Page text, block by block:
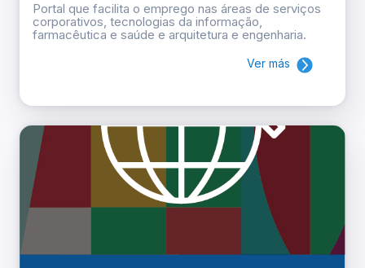
Portal que facilita o emprego nas áreas de serviços
corporativos, tecnologias da informação,
farmacêutica e saúde e arquitetura e engenharia.
Ver más